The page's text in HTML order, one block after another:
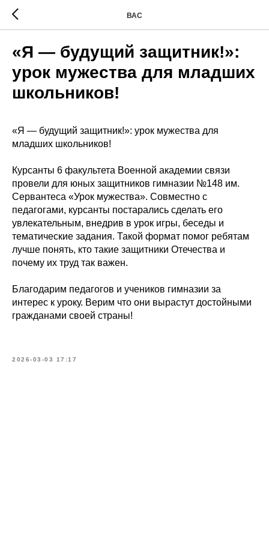
ВАС
«Я — будущий защитник!»:
урок мужества для младших
школьников!
«Я — будущий защитник!»: урок мужества для
младших школьников!
Курсанты 6 факультета Военной академии связи
провели для юных защитников гимназии №148 им.
Сервантеса «Урок мужества». Совместно с
педагогами, курсанты постарались сделать его
увлекательным, внедрив в урок игры, беседы и
тематические задания. Такой формат помог ребятам
лучше понять, кто такие защитники Отечества и
почему их труд так важен.
Благодарим педагогов и учеников гимназии за
интерес к уроку. Верим что они вырастут достойными
гражданами своей страны!
2026-03-03 17:17